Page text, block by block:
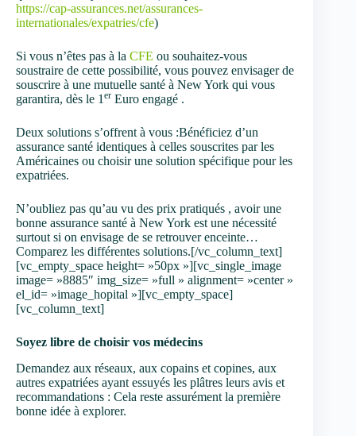
https://cap-assurances.net/assurances-
internationales/expatries/cfe)
Si vous n’êtes pas à la CFE ou souhaitez-vous
soustraire de cette possibilité, vous pouvez envisager de
souscrire à une mutuelle santé à New York qui vous
garantira, dès le 1 er Euro engagé .
Deux solutions s’offrent à vous :Bénéficiez d’un
assurance santé identiques à celles souscrites par les
Américaines ou choisir une solution spécifique pour les
expatriées.
N’oubliez pas qu’au vu des prix pratiqués , avoir une
bonne assurance santé à New York est une nécessité
surtout si on envisage de se retrouver enceinte…
Comparez les différentes solutions.[/vc_column_text]
[vc_empty_space height= »50px »][vc_single_image
image= »8885″ img_size= »full » alignment= »center »
el_id= »image_hopital »][vc_empty_space]
[vc_column_text]
Soyez libre de choisir vos médecins
Demandez aux réseaux, aux copains et copines, aux
autres expatriées ayant essuyés les plâtres leurs avis et
recommandations : Cela reste assurément la première
bonne idée à explorer.